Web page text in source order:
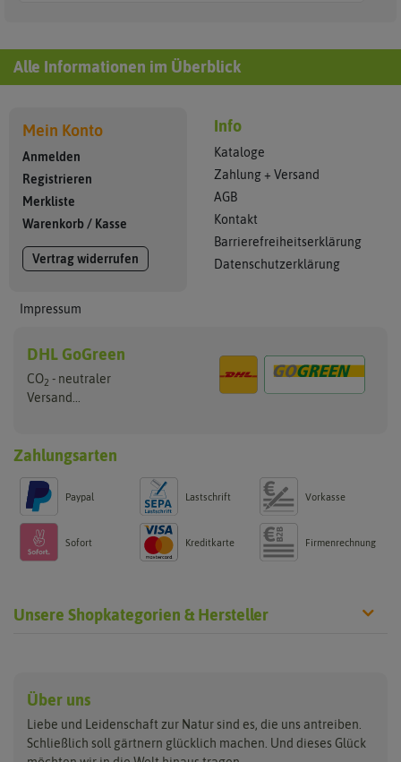
Alle Informationen im Überblick
Mein Konto
Anmelden
Registrieren
Merkliste
Warenkorb / Kasse
Vertrag widerrufen
Impressum
Info
Kataloge
Zahlung + Versand
AGB
Kontakt
Barrierefreiheitserklärung
Datenschutzerklärung
DHL GoGreen
CO2 - neutraler
Versand...
Zahlungsarten
Paypal Lastschrift Vorkasse
Sofort Kreditkarte Firmenrechnung
Unsere Shopkategorien & Hersteller
Anzuchtschalen
Beleuchtung
Keimsprossen
Benary
Buzzy Seeds FLORTUS
Über uns
Liebe und Leidenschaft zur Natur sind es, die uns antreiben.
Schließlich soll gärtnern glücklich machen. Und dieses Glück